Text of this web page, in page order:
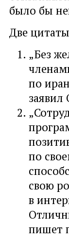
было бы
Две
„Без
по
заявил
по
свою
в
пишет